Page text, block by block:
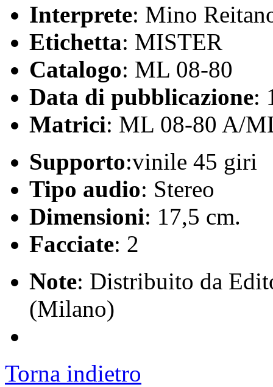
Interprete: Mino
Etichetta: MISTER
Catalogo: ML 08-80
Data di pubblicazione:
Matrici: ML 08-80 A/
Supporto:vinile 45 giri
Tipo audio: Stereo
Dimensioni: 17,5 cm.
Facciate: 2
Note: Distribuito da
(Milano)
Torna indietro